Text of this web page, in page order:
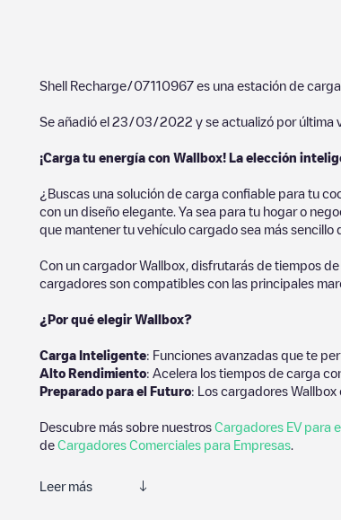
Shell Recharge/07110967 es una estación de
Se añadió el 23/03/2022 y se actualizó por última
¡Carga tu energía con Wallbox! La elección
¿Buscas una solución de carga confiable para tu
con un diseño elegante. Ya sea para tu hogar o
que mantener tu vehículo cargado sea más sencillo
Con un cargador Wallbox, disfrutarás de tiempos
cargadores son compatibles con las principales
¿Por qué elegir Wallbox?
Carga Inteligente: Funciones avanzadas que te
Alto Rendimiento: Acelera los tiempos de carga
Preparado para el Futuro: Los cargadores
Descubre más sobre nuestros Cargadores EV para
de Cargadores Comerciales para Empresas
Leer más